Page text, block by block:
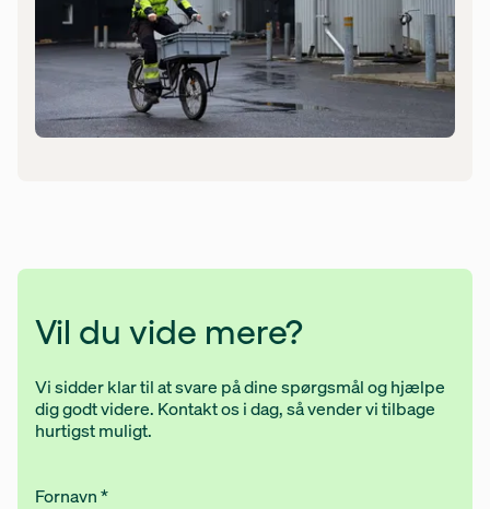
Vil du vide mere?
Vi sidder klar til at svare på dine spørgsmål og hjælpe
dig godt videre. Kontakt os i dag, så vender vi tilbage
hurtigst muligt.
Fornavn*